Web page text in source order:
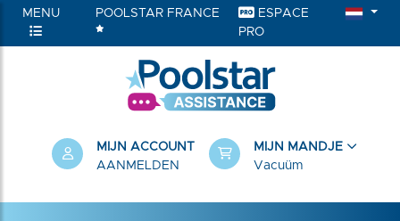
MENU POOLSTAR FRANCE
ESPACE
PRO
MIJN ACCOUNT
AANMELDEN
MIJN MANDJE
Vacuüm